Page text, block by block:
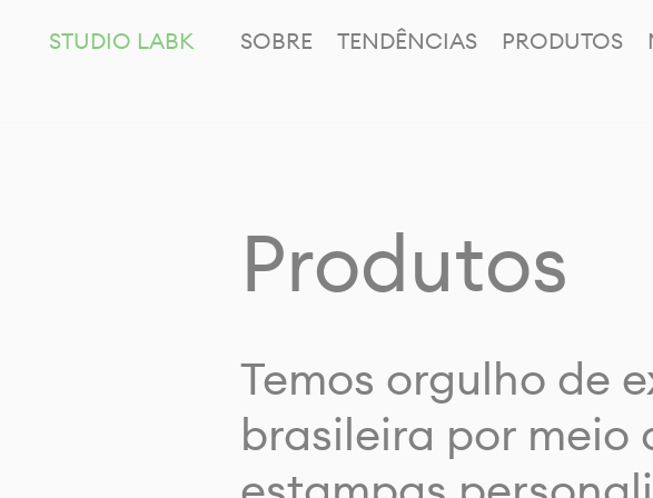
STUDIO LABK SOBRE TENDÊNCIAS PRODUTOS
Produtos
Temos orgulho de
brasileira por meio